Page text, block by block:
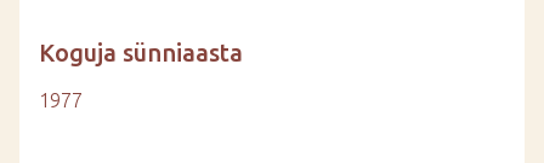
Koguja sünniaasta
1977